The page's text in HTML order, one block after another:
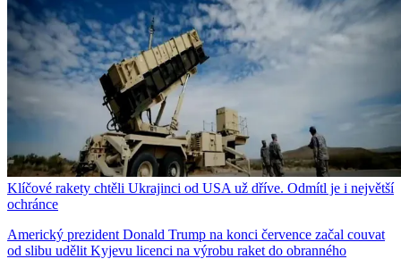
Klíčové rakety chtěli Ukrajinci od USA už dříve. Odmítl je i největší
ochránce
Americký prezident Donald Trump na konci července začal couvat
od slibu udělit Kyjevu licenci na výrobu raket do obranného